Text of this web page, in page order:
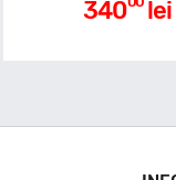
340 lei